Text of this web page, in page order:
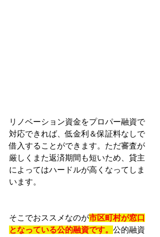
リノベーション資金をプロパー融資で
対応できれば、低金利＆保証料なしで
借入することができます。ただ審査が
厳しくまた返済期間も短いため、貸主
によってはハードルが高くなってしま
います。
そこでおススメなのが市区町村が窓口
となっている公的融資です。 公的融資